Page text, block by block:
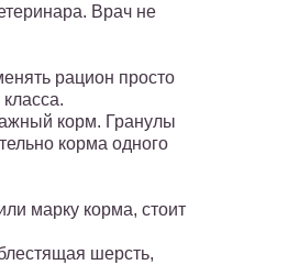
Врач не
рацион просто
корм. Гранулы
корма одного
марку корма, стоит
шерсть,